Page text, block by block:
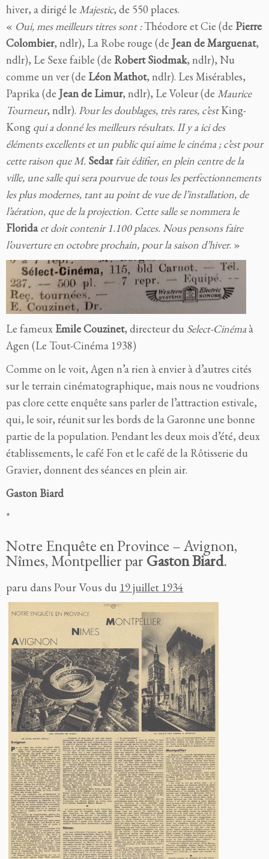
hiver, a dirigé le Majestic, de 550 places.
« Oui, mes meilleurs titres sont :Théodore et Cie (de Pierre
Colombier, ndlr), La Robe rouge (de Jean de Marguenat,
ndlr), Le Sexe faible (de Robert Siodmak, ndlr), Nu
comme un ver (de Léon Mathot, ndlr). Les Misérables,
Paprika (de Jean de Limur, ndlr), Le Voleur (de Maurice
Tourneur, ndlr). Pour les doublages, très rares, c’est King-
Kong qui a donné les meilleurs résultats. II y a ici des
éléments excellents et un public qui aime le cinéma ; c’est pour
cette raison que M. Sedarfait édifier, en plein centre de la
ville, une salle qui sera pourvue de tous les perfectionnements
les plus modernes, tant au point de vue de l’installation, de
l’aération, que de la projection. Cette salle se nommera le
Florida et doit contenir 1.100 places. Nous pensons faire
l’ouverture en octobre prochain, pour la saison d’hiver. »
Le fameuxEmile Couzinet, directeur du Select-Cinémaà
Agen (Le Tout-Cinéma 1938)
Comme on le voit, Agen n’a rien à envier à d’autres cités
sur le terrain cinématographique, mais nous ne voudrions
pas clore cette enquête sans parler de l’attraction estivale,
qui, le soir, réunit sur les bords de la Garonne une bonne
partie de la population. Pendant les deux mois d’été, deux
établissements, le café Fon et le café de la Rôtisserie du
Gravier, donnent des séances en plein air.
Gaston Biard
*
Notre Enquête en Province – Avignon,
Nîmes, Montpellier par Gaston Biard.
paru dans Pour Vous du 19 juillet 1934